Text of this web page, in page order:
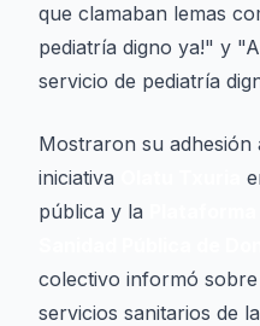
que clamaban lemas
pediatría digno ya!" y
servicio de pediatría
Mostraron su adhesión
iniciativa
pública y la
colectivo informó
servicios sanitarios de